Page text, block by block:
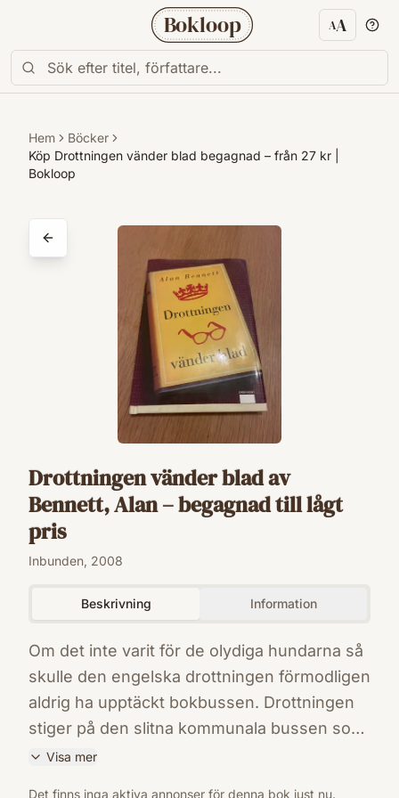
Bokloop AA
Hem
Böcker
Köp Drottningen vänder blad begagnad – från 27 kr |
Bokloop
Drottningen vänder blad av
Bennett, Alan – begagnad till lågt
pris
Inbunden, 2008
Beskrivning Information
Om det inte varit för de olydiga hundarna så
skulle den engelska drottningen förmodligen
aldrig ha upptäckt bokbussen. Drottningen
stiger på den slitna kommunala bussen som
står parkerad vid Westminister Palaces
Visa mer
Det finns inga aktiva annonser för denna bok just nu.